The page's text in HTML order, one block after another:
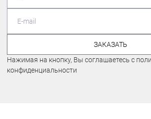
ЗАКАЗАТЬ
Нажимая на кнопку, Вы соглашаетесь с
конфиденциальности